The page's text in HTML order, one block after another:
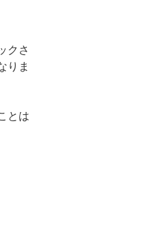
クさ
りま
とは